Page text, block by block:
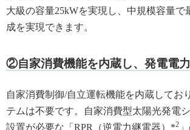
大級の容量25kWを実現し、中規模容量で
成を実現できます。
②自家消費機能を内蔵し、発電電
自家消費制御/自立運転機能を内蔵してお
テムは不要です。自家消費型太陽光発電
設置が必要な「RPR（逆電力継電器）*2